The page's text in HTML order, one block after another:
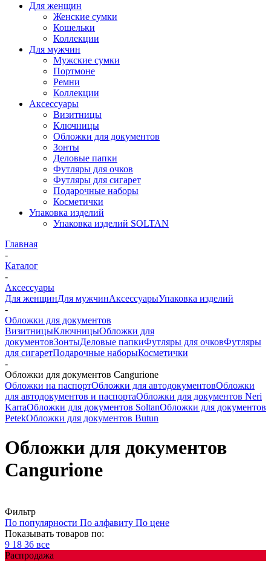
Для женщин
Женские сумки
Кошельки
Коллекции
Для мужчин
Мужские сумки
Портмоне
Ремни
Коллекции
Аксессуары
Визитницы
Ключницы
Обложки для документов
Зонты
Деловые папки
Футляры для очков
Футляры для сигарет
Подарочные наборы
Косметички
Упаковка изделий
Упаковка изделий SOLTAN
Главная
-
Каталог
-
Аксессуары
Для женщинДля мужчинАксессуарыУпаковка изделий
-
Обложки для документов
ВизитницыКлючницыОбложки для
документовЗонтыДеловые папкиФутляры для очковФутляры
для сигаретПодарочные наборыКосметички
-
Обложки для документов Cangurione
Обложки на паспортОбложки для автодокументовОбложки
для автодокументов и паспортаОбложки для документов Neri
KarraОбложки для документов SoltanОбложки для документов
PetekОбложки для документов Butun
Обложки для документов
Cangurione
Фильтр
По популярности По алфавиту По цене
Показывать товаров по:
9 18 36 все
Распродажа